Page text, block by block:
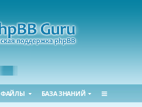
ФАЙЛЫ БАЗА ЗНАНИЙ